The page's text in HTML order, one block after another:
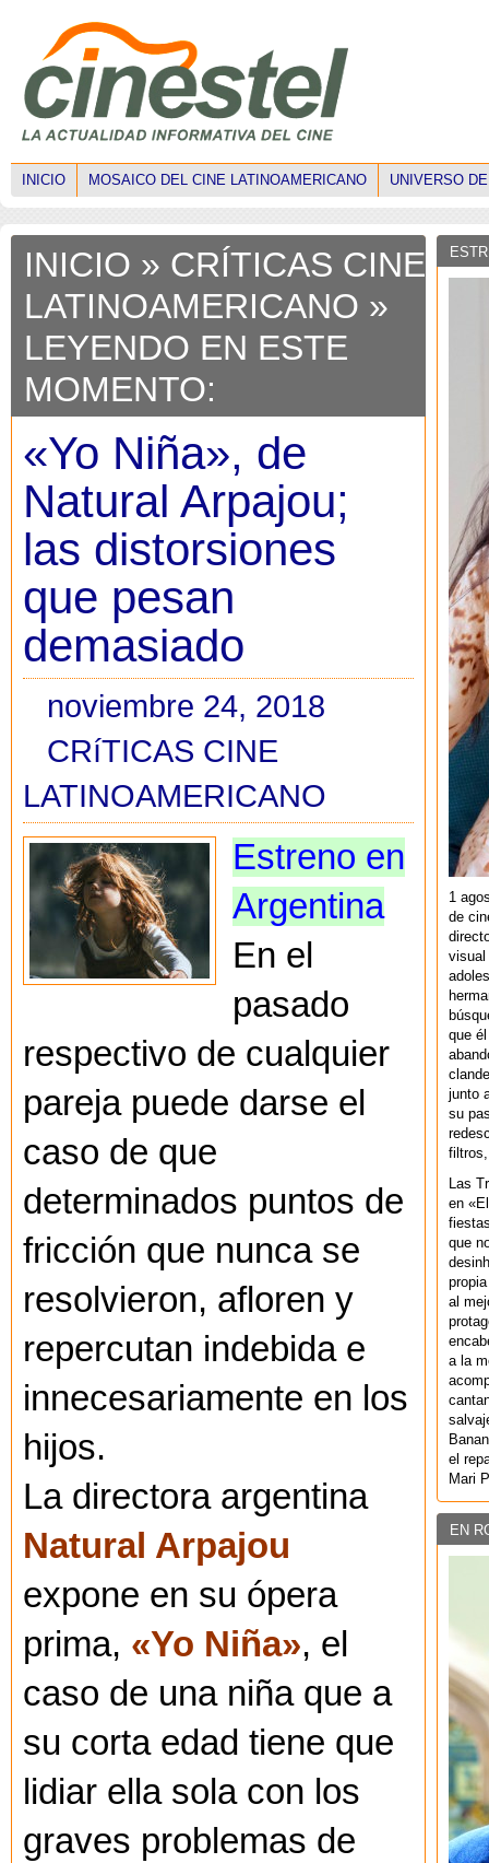
INICIO MOSAICO DEL CINE LATINOAMERICANO UNIVERSO
INICIO » CRÍTICAS CINE
LATINOAMERICANO »
LEYENDO EN ESTE
MOMENTO:
«Yo Niña», de
Natural Arpajou;
las distorsiones
que pesan
demasiado
noviembre 24, 2018
CRíTICAS CINE
LATINOAMERICANO
Estreno en
Argentina
En el
pasado
respectivo de cualquier
pareja puede darse el
caso de que
determinados puntos de
fricción que nunca se
resolvieron, afloren y
repercutan indebida e
innecesariamente en los
hijos.
La directora argentina
Natural Arpajou
expone en su ópera
prima, «Yo Niña», el
caso de una niña que a
su corta edad tiene que
lidiar ella sola con los
graves problemas de
1
de
visual
que
junto
su
filtros,
Las
en
que
al
a la
el
Mari
EN